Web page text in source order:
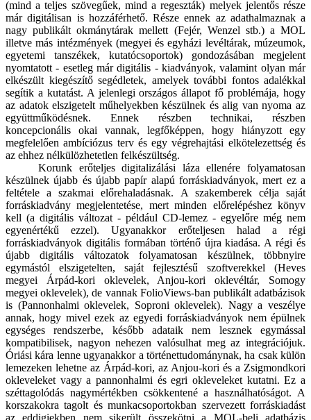
(mind a teljes szövegűek, mind a regeszták) melyek jelentős része
már digitálisan is hozzáférhető. Része ennek az adathalmaznak a
nagy publikált okmánytárak mellett (Fejér, Wenzel stb.) a MOL
illetve más intézmények (megyei és egyházi levéltárak, múzeumok,
egyetemi tanszékek, kutatócsoportok) gondozásában megjelent
nyomtatott - esetleg már digitális - kiadványok, valamint olyan már
elkészült kiegészítő segédletek, amelyek további fontos adalékkal
segítik a kutatást. A jelenlegi országos állapot fő problémája, hogy
az adatok elszigetelt műhelyekben készülnek és alig van nyoma az
együttműködésnek. Ennek részben technikai, részben
koncepcionális okai vannak, legfőképpen, hogy hiányzott egy
megfelelően ambíciózus terv és egy végrehajtási elkötelezettség és
az ehhez nélkülözhetetlen felkészültség.
Korunk erőteljes digitalizálási láza ellenére folyamatosan
készülnek újabb és újabb papír alapú forráskiadványok, mert ez a
feltétele a szakmai előrehaladásnak. A szakemberek célja saját
forráskiadvány megjelentetése, mert minden előrelépéshez könyv
kell (a digitális változat - például CD-lemez - egyelőre még nem
egyenértékű ezzel). Ugyanakkor erőteljesen halad a régi
forráskiadványok digitális formában történő újra kiadása. A régi és
újabb digitális változatok folyamatosan készülnek, többnyire
egymástól elszigetelten, saját fejlesztésű szoftverekkel (Heves
megyei Árpád-kori oklevelek, Anjou-kori oklevéltár, Somogy
megyei oklevelek), de vannak FolioViews-ban publikált adatbázisok
is (Pannonhalmi oklevelek, Soproni oklevelek). Nagy a veszélye
annak, hogy mivel ezek az egyedi forráskiadványok nem épülnek
egységes rendszerbe, később adataik nem lesznek egymással
kompatibilisek, nagyon nehezen valósulhat meg az integrációjuk.
Óriási kára lenne ugyanakkor a történettudománynak, ha csak külön
lemezeken lehetne az Árpád-kori, az Anjou-kori és a Zsigmondkori
okleveleket vagy a pannonhalmi és egri okleveleket kutatni. Ez a
széttagolódás nagymértékben csökkentené a használhatóságot. A
korszakokra tagolt és munkacsoportokban szervezett forráskiadást